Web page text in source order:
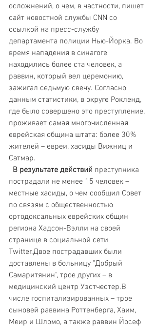
осложнений, о чем, в частности, пишет
сайт новостной службы CNN со
ссылкой на пресс-службу
департамента полиции Нью-Йорка. Во
время нападения в синагоге
находились более ста человек, а
раввин, который вел церемонию,
зажигал седьмую свечу. Согласно
данным статистики, в округе Рокленд,
где было совершено это преступление,
проживает самая многочисленная
еврейская община штата: более 30%
жителей – евреи, хасиды Вижниц и
Сатмар.
В результате действий преступника
пострадали не менее 15 человек –
местные хасиды, о чем сообщил Совет
по связям с общественностью
ортодоксальных еврейских общин
региона Хадсон-Вэлли на своей
странице в социальной сети
Twitter.Двое пострадавших были
доставлены в больницу "Добрый
Самаритянин", трое других – в
медицинский центр Уэстчестер.В
числе госпитализированных – трое
сыновей раввина Роттенберга, Хаим,
Меир и Шломо, а также раввин Йосеф